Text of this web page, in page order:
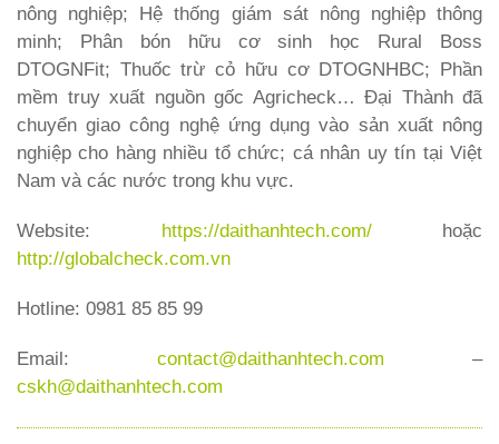
nông nghiệp; Hệ thống giám sát nông nghiệp thông
minh; Phân bón hữu cơ sinh học Rural Boss
DTOGNFit; Thuốc trừ cỏ hữu cơ DTOGNHBC; Phần
mềm truy xuất nguồn gốc Agricheck… Đại Thành đã
chuyển giao công nghệ ứng dụng vào sản xuất nông
nghiệp cho hàng nhiều tổ chức; cá nhân uy tín tại Việt
Nam và các nước trong khu vực.
Website: https://daithanhtech.com/hoặc
http://globalcheck.com.vn
Hotline: 0981 85 85 99
Email: contact@daithanhtech.com –
cskh@daithanhtech.com